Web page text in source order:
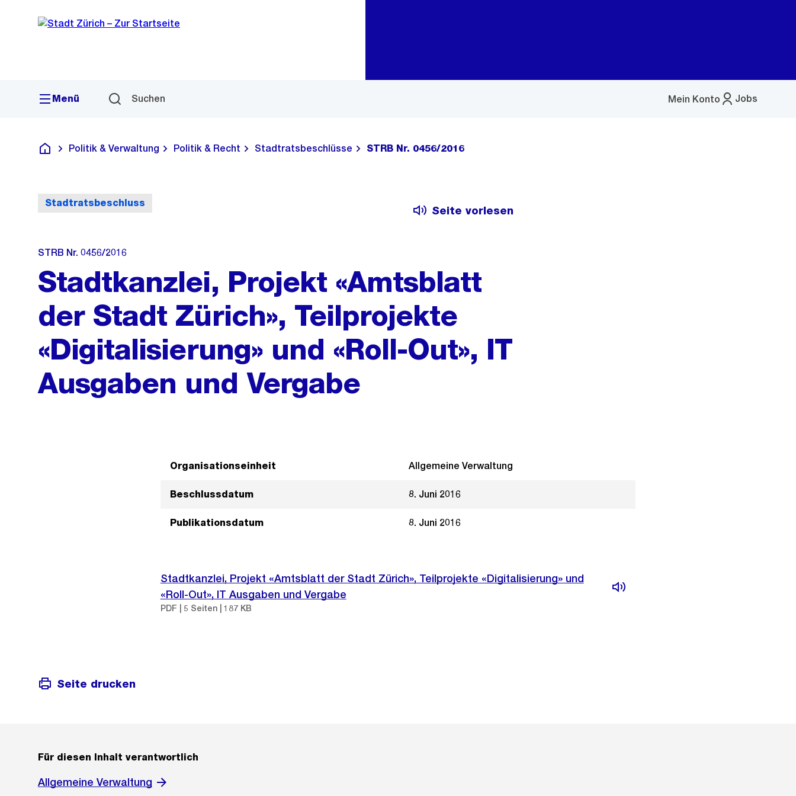
Navigation
Sprunglink
Menü Suchen Jobs
Mein Konto
Menü
Deutsch
Politik & Verwaltung Politik & Recht Stadtratsbeschlüsse STRB Nr. 0456/2016
Stadtratsbeschluss
Seite vorlesen
STRB Nr. 0456/2016
Stadtkanzlei, Projekt «Amtsblatt
der Stadt Zürich», Teilprojekte
«Digitalisierung» und «Roll-Out», IT
Ausgaben und Vergabe
Organisationseinheit Allgemeine Verwaltung
Beschlussdatum 8. Juni 2016
Publikationsdatum 8. Juni 2016
Stadtkanzlei, Projekt «Amtsblatt der Stadt Zürich», Teilprojekte «Digitalisierung» und
«Roll-Out», IT Ausgaben und Vergabe
PDF | 5 Seiten | 187 KB
Seite drucken
Für diesen Inhalt verantwortlich
Allgemeine Verwaltung